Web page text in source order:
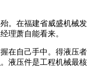
。在福建省威盛机械发
理萧自能看来。
在自己手中。得液压者
液压件是工程机械最核